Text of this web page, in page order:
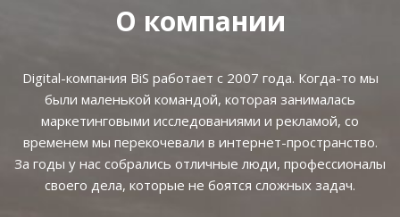
О компании
Digital-компания BiS работает с 2007 года. Когда-то мы
были маленькой командой, которая занималась
маркетинговыми исследованиями и рекламой, со
временем мы перекочевали в интернет-пространство.
За годы у нас собрались отличные люди, профессионалы
своего дела, которые не боятся сложных задач.